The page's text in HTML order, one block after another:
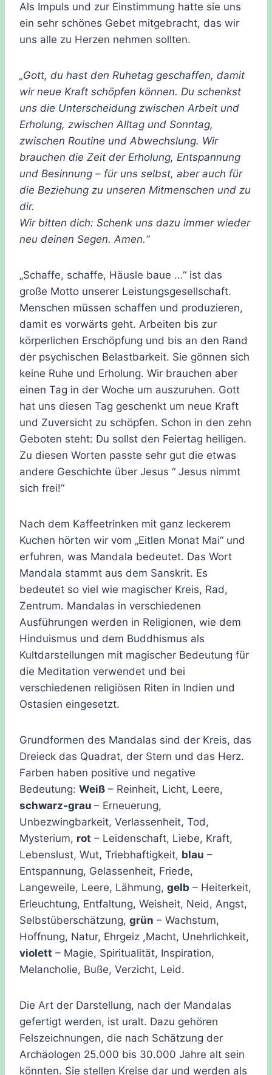
Als Impuls und zur Einstimmung hatte sie uns
ein sehr schönes Gebet mitgebracht, das wir
uns alle zu Herzen nehmen sollten.
„Gott, du hast den Ruhetag geschaffen, damit
wir neue Kraft schöpfen können. Du schenkst
uns die Unterscheidung zwischen Arbeit und
Erholung, zwischen Alltag und Sonntag,
zwischen Routine und Abwechslung. Wir
brauchen die Zeit der Erholung, Entspannung
und Besinnung – für uns selbst, aber auch für
die Beziehung zu unseren Mitmenschen und zu
dir.
Wir bitten dich: Schenk uns dazu immer wieder
neu deinen Segen. Amen.“
„Schaffe, schaffe, Häusle baue …“ ist das
große Motto unserer Leistungsgesellschaft.
Menschen müssen schaffen und produzieren,
damit es vorwärts geht. Arbeiten bis zur
körperlichen Erschöpfung und bis an den Rand
der psychischen Belastbarkeit. Sie gönnen sich
keine Ruhe und Erholung. Wir brauchen aber
einen Tag in der Woche um auszuruhen. Gott
hat uns diesen Tag geschenkt um neue Kraft
und Zuversicht zu schöpfen. Schon in den zehn
Geboten steht: Du sollst den Feiertag heiligen.
Zu diesen Worten passte sehr gut die etwas
andere Geschichte über Jesus “ Jesus nimmt
sich frei!“
Nach dem Kaffeetrinken mit ganz leckerem
Kuchen hörten wir vom „Eitlen Monat Mai“ und
erfuhren, was Mandala bedeutet. Das Wort
Mandala stammt aus dem Sanskrit. Es
bedeutet so viel wie magischer Kreis, Rad,
Zentrum. Mandalas in verschiedenen
Ausführungen werden in Religionen, wie dem
Hinduismus und dem Buddhismus als
Kultdarstellungen mit magischer Bedeutung für
die Meditation verwendet und bei
verschiedenen religiösen Riten in Indien und
Ostasien eingesetzt.
Grundformen des Mandalas sind der Kreis, das
Dreieck das Quadrat, der Stern und das Herz.
Farben haben positive und negative
Bedeutung: Weiß – Reinheit, Licht, Leere,
schwarz-grau – Erneuerung,
Unbezwingbarkeit, Verlassenheit, Tod,
Mysterium, rot – Leidenschaft, Liebe, Kraft,
Lebenslust, Wut, Triebhaftigkeit, blau –
Entspannung, Gelassenheit, Friede,
Langeweile, Leere, Lähmung, gelb – Heiterkeit,
Erleuchtung, Entfaltung, Weisheit, Neid, Angst,
Selbstüberschätzung, grün – Wachstum,
Hoffnung, Natur, Ehrgeiz ,Macht, Unehrlichkeit,
violett – Magie, Spiritualität, Inspiration,
Melancholie, Buße, Verzicht, Leid.
Die Art der Darstellung, nach der Mandalas
gefertigt werden, ist uralt. Dazu gehören
Felszeichnungen, die nach Schätzung der
Archäologen 25.000 bis 30.000 Jahre alt sein
könnten. Sie stellen Kreise dar und werden als